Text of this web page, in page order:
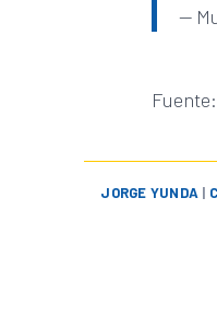
—
JORGE YUNDA |